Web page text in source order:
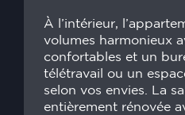
À l’intérieur,
volumes harmonieux
confortables et un
télétravail ou un
selon vos envies. La
entièrement rénovée